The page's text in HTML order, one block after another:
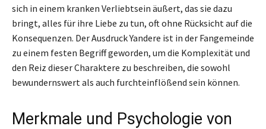
sich in einem kranken Verliebtsein äußert, das sie dazu
bringt, alles für ihre Liebe zu tun, oft ohne Rücksicht auf die
Konsequenzen. Der Ausdruck Yandere ist in der Fangemeinde
zu einem festen Begriff geworden, um die Komplexität und
den Reiz dieser Charaktere zu beschreiben, die sowohl
bewundernswert als auch furchteinflößend sein können.
Merkmale und Psychologie von